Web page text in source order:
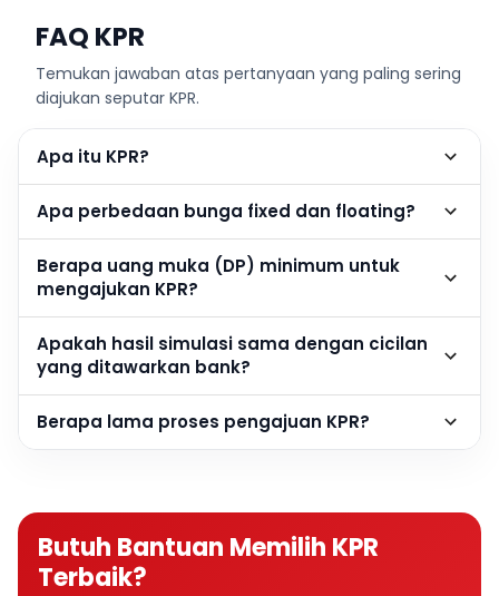
FAQ KPR
Temukan jawaban atas pertanyaan yang paling sering
diajukan seputar KPR.
Apa itu KPR?
Apa perbedaan bunga fixed dan floating?
Berapa uang muka (DP) minimum untuk
mengajukan KPR?
Apakah hasil simulasi sama dengan cicilan
yang ditawarkan bank?
Berapa lama proses pengajuan KPR?
Butuh Bantuan Memilih KPR
Terbaik?